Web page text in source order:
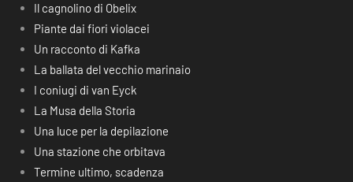
Il cagnolino di Obelix
Piante dai fiori violacei
Un racconto di Kafka
La ballata del vecchio marinaio
I coniugi di van Eyck
La Musa della Storia
Una luce per la depilazione
Una stazione che orbitava
Termine ultimo, scadenza